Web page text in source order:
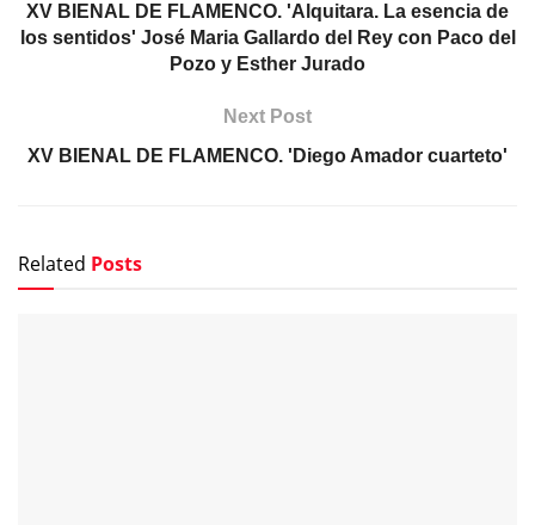
XV BIENAL DE FLAMENCO. 'Alquitara. La esencia de
los sentidos' José Maria Gallardo del Rey con Paco del
Pozo y Esther Jurado
Next Post
XV BIENAL DE FLAMENCO. 'Diego Amador cuarteto'
Related Posts